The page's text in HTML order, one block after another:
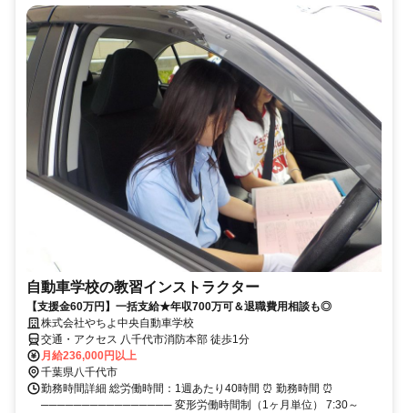
自動車学校の教習インストラクター
【支援金60万円】一括支給★年収700万可＆退職費用相談も◎
株式会社やちよ中央自動車学校
交通・アクセス 八千代市消防本部 徒歩1分
月給236,000円以上
千葉県八千代市
勤務時間詳細 総労働時間：1週あたり40時間 ⏰ 勤務時間 ⏰
──────────────── 変形労働時間制（1ヶ月単位） 7:30～